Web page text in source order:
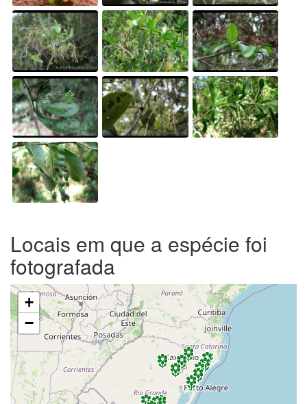
Locais em que a espécie foi
fotografada
+
−